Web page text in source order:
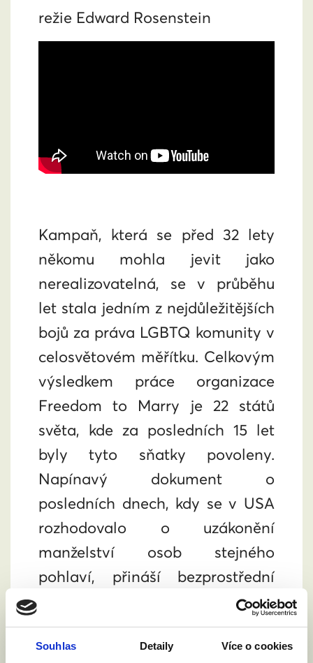
Souhlas Detaily Více o cookies
režie Edward Rosenstein
Kampaň, která se před 32 lety
někomu mohla jevit jako
nerealizovatelná, se v průběhu
let stala jedním z nejdůležitějších
bojů za práva LGBTQ komunity v
celosvětovém měřítku. Celkovým
výsledkem práce organizace
Freedom to Marry je 22 států
světa, kde za posledních 15 let
byly tyto sňatky povoleny.
Napínavý dokument o
posledních dnech, kdy se v USA
rozhodovalo o uzákonění
manželství osob stejného
pohlaví, přináší bezprostřední
svědectví o vytrvalosti a
odhodlání, jenž je pro Českou
republiku velkou inspirací.